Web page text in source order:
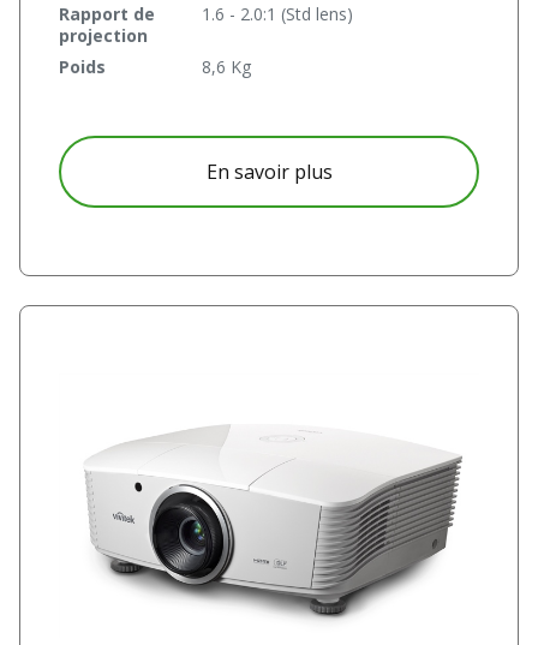
Rapport de
projection
1.6 - 2.0:1 (Std lens)
Poids 8,6 Kg
En savoir plusà propos D5000